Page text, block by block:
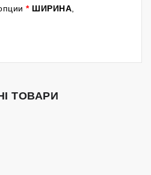
* ШИРИНА
ТОВАРИ